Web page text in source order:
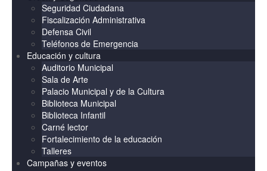
Seguridad Ciudadana
Fiscalización Administrativa
Defensa Civil
Teléfonos de Emergencia
Educación y cultura
Auditorio Municipal
Sala de Arte
Palacio Municipal y de la Cultura
Biblioteca Municipal
Biblioteca Infantil
Carné lector
Fortalecimiento de la educación
Talleres
Campañas y eventos